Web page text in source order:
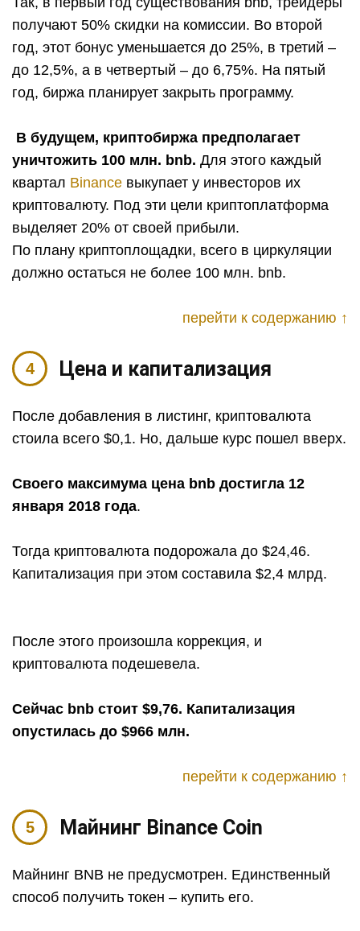
получают 50% скидки на комиссии. Во второй
год, этот бонус уменьшается до 25%, в третий –
до 12,5%, а в четвертый – до 6,75%. На пятый
год, биржа планирует закрыть программу.
В будущем, криптобиржа предполагает
уничтожить 100 млн. bnb. Для этого каждый
квартал Binance выкупает у инвесторов их
криптовалюту. Под эти цели криптоплатформа
выделяет 20% от своей прибыли.
По плану криптоплощадки, всего в циркуляции
должно остаться не более 100 млн. bnb.
перейти к содержанию ↑
Цена и капитализация
После добавления в листинг, криптовалюта
стоила всего $0,1. Но, дальше курс пошел вверх.
Своего максимума цена bnb достигла 12
января 2018 года.
Тогда криптовалюта подорожала до $24,46.
Капитализация при этом составила $2,4 млрд.
После этого произошла коррекция, и
криптовалюта подешевела.
Сейчас bnb стоит $9,76. Капитализация
опустилась до $966 млн.
перейти к содержанию ↑
Майнинг Binance Coin
Майнинг BNB не предусмотрен. Единственный
способ получить токен – купить его.